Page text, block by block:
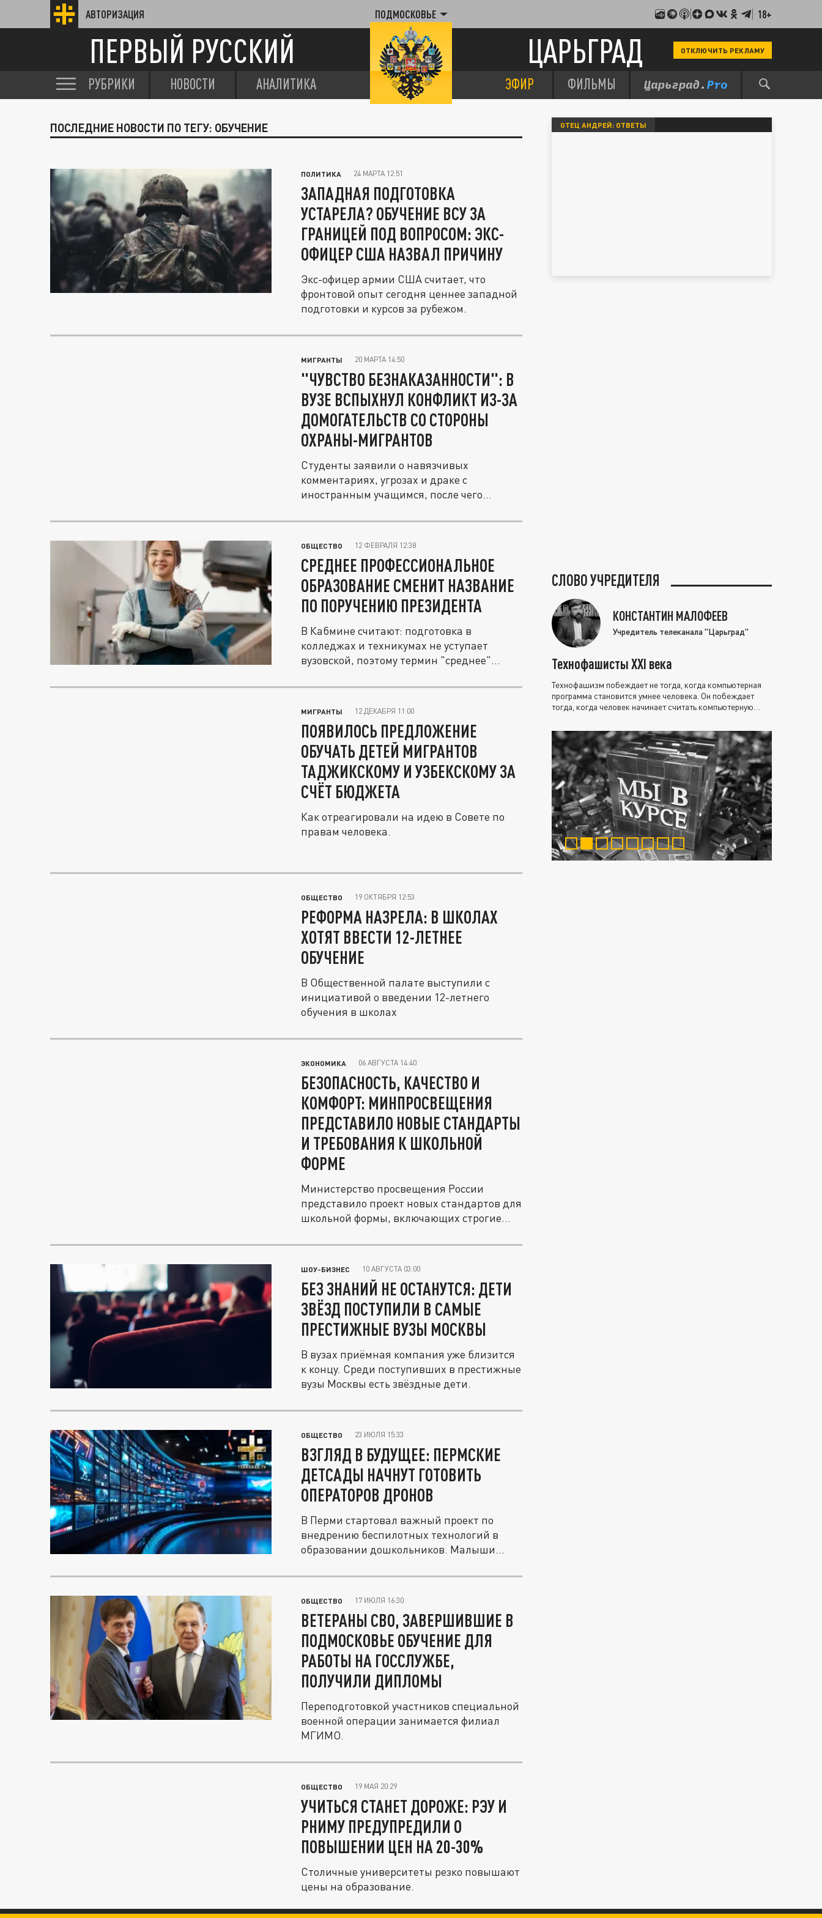
АВТОРИЗАЦИЯ ПОДМОСКОВЬЕ 18+
ПЕРВЫЙ РУССКИЙ ЦАРЬГРАД ОТКЛЮЧИТЬ РЕКЛАМУ
РУБРИКИ НОВОСТИ АНАЛИТИКА ЭФИР ФИЛЬМЫ
ПОСЛЕДНИЕ НОВОСТИ ПО ТЕГУ: ОБУЧЕНИЕ
ПОЛИТИКА 24 МАРТА 12:51
ЗАПАДНАЯ ПОДГОТОВКА
УСТАРЕЛА? ОБУЧЕНИЕ ВСУ ЗА
ГРАНИЦЕЙ ПОД ВОПРОСОМ: ЭКС-
ОФИЦЕР США НАЗВАЛ ПРИЧИНУ
Экс-офицер армии США считает, что
фронтовой опыт сегодня ценнее западной
подготовки и курсов за рубежом.
МИГРАНТЫ 20 МАРТА 14:50
"ЧУВСТВО БЕЗНАКАЗАННОСТИ": В
ВУЗЕ ВСПЫХНУЛ КОНФЛИКТ ИЗ-ЗА
ДОМОГАТЕЛЬСТВ СО СТОРОНЫ
ОХРАНЫ-МИГРАНТОВ
Студенты заявили о навязчивых
комментариях, угрозах и драке с
иностранным учащимся, после чего
ОБЩЕСТВО 12 ФЕВРАЛЯ 12:38
СРЕДНЕЕ ПРОФЕССИОНАЛЬНОЕ
ОБРАЗОВАНИЕ СМЕНИТ НАЗВАНИЕ
ПО ПОРУЧЕНИЮ ПРЕЗИДЕНТА
В Кабмине считают: подготовка в
колледжах и техникумах не уступает
вузовской, поэтому термин "среднее"
МИГРАНТЫ 12 ДЕКАБРЯ 11:00
ПОЯВИЛОСЬ ПРЕДЛОЖЕНИЕ
ОБУЧАТЬ ДЕТЕЙ МИГРАНТОВ
ТАДЖИКСКОМУ И УЗБЕКСКОМУ ЗА
СЧЁТ БЮДЖЕТА
Как отреагировали на идею в Совете по
правам человека.
ОБЩЕСТВО 19 ОКТЯБРЯ 12:53
РЕФОРМА НАЗРЕЛА: В ШКОЛАХ
ХОТЯТ ВВЕСТИ 12-ЛЕТНЕЕ
ОБУЧЕНИЕ
В Общественной палате выступили с
инициативой о введении 12-летнего
обучения в школах
ЭКОНОМИКА 06 АВГУСТА 14:40
БЕЗОПАСНОСТЬ, КАЧЕСТВО И
КОМФОРТ: МИНПРОСВЕЩЕНИЯ
ПРЕДСТАВИЛО НОВЫЕ СТАНДАРТЫ
И ТРЕБОВАНИЯ К ШКОЛЬНОЙ
ФОРМЕ
Министерство просвещения России
представило проект новых стандартов для
школьной формы, включающих строгие...
ШОУ-БИЗНЕС 10 АВГУСТА 03:00
БЕЗ ЗНАНИЙ НЕ ОСТАНУТСЯ: ДЕТИ
ЗВЁЗД ПОСТУПИЛИ В САМЫЕ
ПРЕСТИЖНЫЕ ВУЗЫ МОСКВЫ
В вузах приёмная компания уже близится
к концу. Среди поступивших в престижные
вузы Москвы есть звёздные дети.
ОБЩЕСТВО 23 ИЮЛЯ 15:33
ВЗГЛЯД В БУДУЩЕЕ: ПЕРМСКИЕ
ДЕТСАДЫ НАЧНУТ ГОТОВИТЬ
ОПЕРАТОРОВ ДРОНОВ
В Перми стартовал важный проект по
внедрению беспилотных технологий в
образовании дошкольников. Малыши
ОБЩЕСТВО 17 ИЮЛЯ 16:30
ВЕТЕРАНЫ СВО, ЗАВЕРШИВШИЕ В
ПОДМОСКОВЬЕ ОБУЧЕНИЕ ДЛЯ
РАБОТЫ НА ГОССЛУЖБЕ,
ПОЛУЧИЛИ ДИПЛОМЫ
Переподготовкой участников специальной
военной операции занимается филиал
МГИМО.
ОБЩЕСТВО 19 МАЯ 20:29
УЧИТЬСЯ СТАНЕТ ДОРОЖЕ: РЭУ И
РНИМУ ПРЕДУПРЕДИЛИ О
ПОВЫШЕНИИ ЦЕН НА 20-30%
Столичные университеты резко повышают
цены на образование.
ОТЕЦ АНДРЕЙ: ОТВЕТЫ
СЛОВО УЧРЕДИТЕЛЯ
КОНСТАНТИН МАЛОФЕЕВ
Учредитель телеканала "Царьград"
Технофашисты XXI века
Технофашизм побеждает не тогда, когда компьютерная
программа становится умнее человека. Он побеждает
тогда, когда человек начинает считать компьютерную